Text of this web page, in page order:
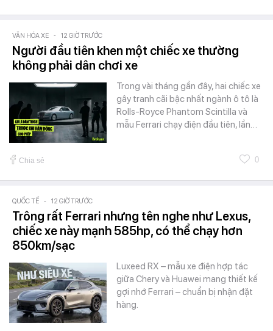
VĂN HÓA XE - 12 GIỜ TRƯỚC
Người đầu tiên khen một chiếc xe thường
không phải dân chơi xe
Trong vài tháng gần đây, hai chiếc xe
gây tranh cãi bậc nhất ngành ô tô là
Rolls-Royce Phantom Scintilla và
mẫu Ferrari chạy điện đầu tiên, lần…
Chia sẻ 0
QUỐC TẾ - 12 GIỜ TRƯỚC
Trông rất Ferrari nhưng tên nghe như Lexus,
chiếc xe này mạnh 585hp, có thể chạy hơn
850km/sạc
Luxeed RX – mẫu xe điện hợp tác
giữa Chery và Huawei mang thiết kế
gợi nhớ Ferrari – chuẩn bị nhận đặt
hàng.